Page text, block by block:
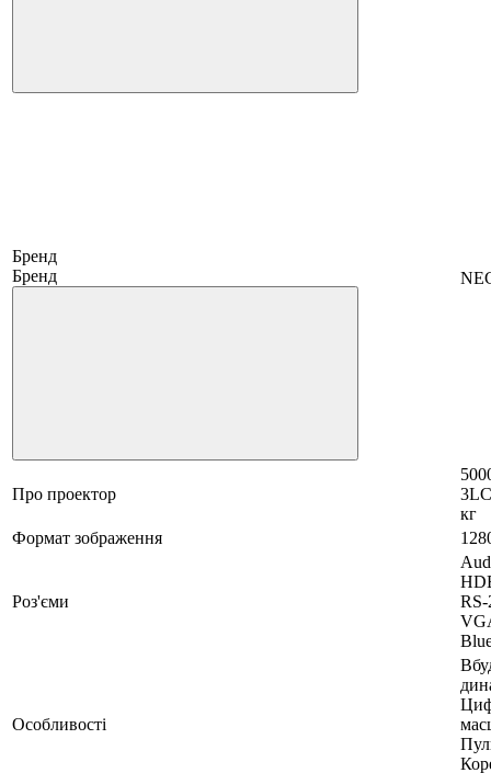
Бренд
Бренд
Про проектор
кг
Формат зображення
Роз'єми
Особливості